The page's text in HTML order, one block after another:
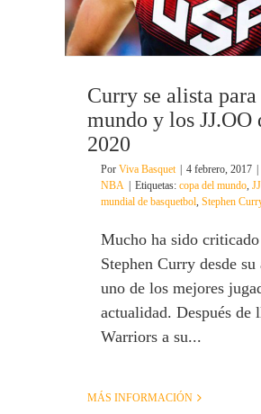
Curry se alista
mundo y los JJ.OO
2020
Por Viva Basquet 4 febrero, 2017
NBA
Etiquetas: copa del mundo,
mundial de basquetbol, Stephen
Mucho ha sido
Stephen Curry desde su
uno de los mejores
actualidad. Después de
Warriors a su...
MÁS INFORMACIÓN